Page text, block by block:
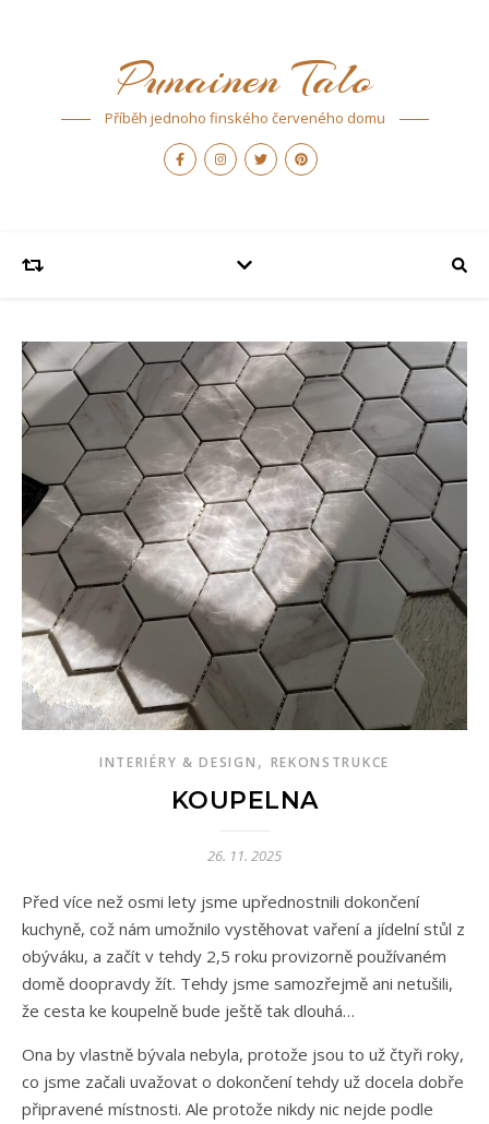
Punainen Talo
Příběh jednoho finského červeného domu
INTERIÉRY & DESIGN , REKONSTRUKCE
KOUPELNA
26. 11. 2025
Před více než osmi lety jsme upřednostnili dokončení
kuchyně, což nám umožnilo vystěhovat vaření a jídelní stůl z
obýváku, a začít v tehdy 2,5 roku provizorně používaném
domě doopravdy žít. Tehdy jsme samozřejmě ani netušili,
že cesta ke koupelně bude ještě tak dlouhá…
Ona by vlastně bývala nebyla, protože jsou to už čtyři roky,
co jsme začali uvažovat o dokončení tehdy už docela dobře
připravené místnosti. Ale protože nikdy nic nejde podle